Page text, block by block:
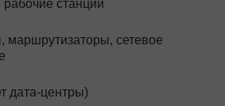
станции
маршрутизаторы, сетевое
дата-центры)